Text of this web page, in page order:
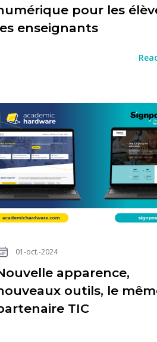
pour les
enseignants
01-oct.-2024
apparence,
outils, le
TIC